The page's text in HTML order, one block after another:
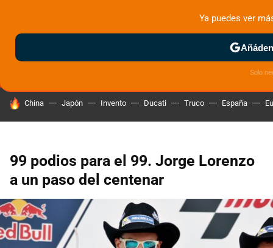
MENÚ NUEVO
MOTOS ELÉCTRICAS
HOY SE HABLA DE
China Japón Invento Ducati Truco España
99 podios para el 99. Jorge Lorenzo
a un paso del centenar
Ya puedes ver
Solo